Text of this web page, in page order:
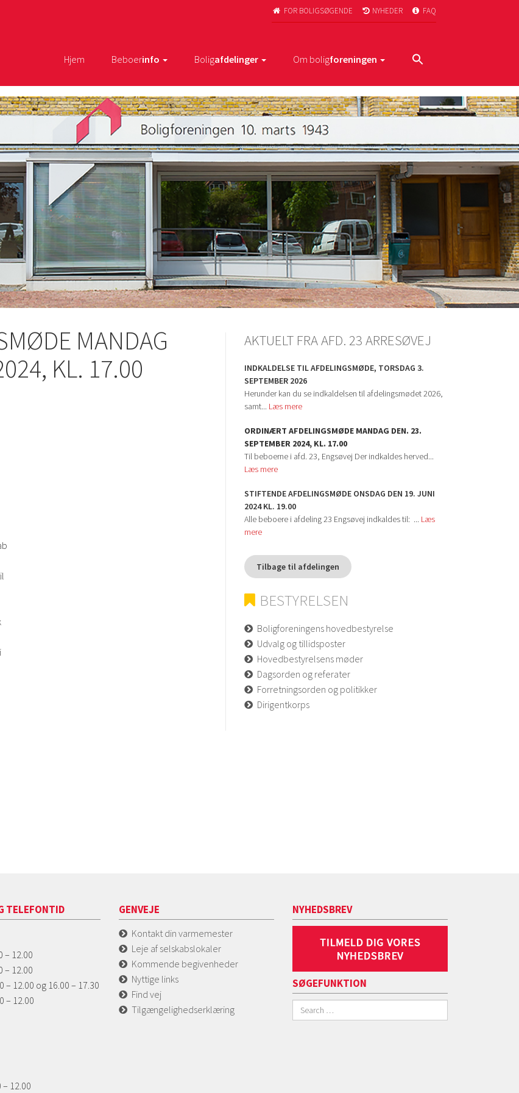
 FOR BOLIGSØGENDE  NYHEDER  FAQ
Hjem Beboerinfo Boligafdelinger Om boligforeningen
MANDAG
KL. 17.00
AKTUELT FRA AFD. 23 ARRESØVEJ
INDKALDELSE TIL AFDELINGSMØDE, TORSDAG 3.
SEPTEMBER 2026
Herunder kan du se indkaldelsen til afdelingsmødet 2026,
samt... Læs mere
ORDINÆRT AFDELINGSMØDE MANDAG DEN. 23.
SEPTEMBER 2024, KL. 17.00
Til beboerne i afd. 23, Engsøvej Der indkaldes herved...
Læs mere
STIFTENDE AFDELINGSMØDE ONSDAG DEN 19. JUNI
2024 KL. 19.00
Alle beboere i afdeling 23 Engsøvej indkaldes til: ... Læs
mere
Tilbage til afdelingen
BESTYRELSEN
Boligforeningens hovedbestyrelse
Udvalg og tillidsposter
Hovedbestyrelsens møder
Dagsorden og referater
Forretningsorden og politikker
Dirigentkorps
TELEFONTID
– 12.00
– 12.00
– 12.00 og 16.00 – 17.30
– 12.00
– 12.00
GENVEJE
Kontakt din varmemester
Leje af selskabslokaler
Kommende begivenheder
Nyttige links
Find vej
Tilgængelighedserklæring
NYHEDSBREV
SØGEFUNKTION